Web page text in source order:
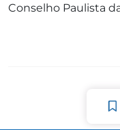
Conselho Paulista